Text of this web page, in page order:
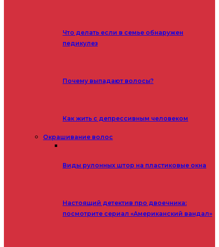
Что делать если в семье обнаружен
педикулез
Почему выпадают волосы?
Как жить с депрессивным человеком
Окрашивание волос
Виды рулонных штор на пластиковые окна
Настоящий детектив про двоечника:
посмотрите сериал «Американский вандал»